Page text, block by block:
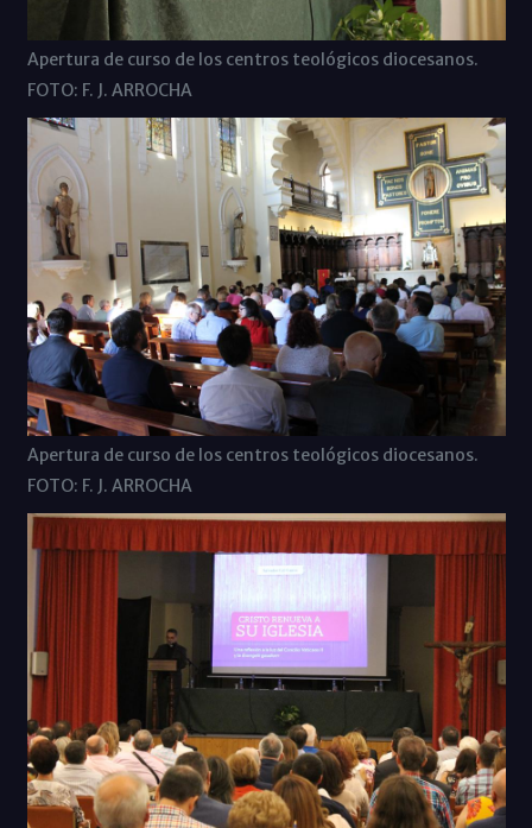
Apertura de curso de los centros teológicos diocesanos.
FOTO: F. J. ARROCHA
Apertura de curso de los centros teológicos diocesanos.
FOTO: F. J. ARROCHA